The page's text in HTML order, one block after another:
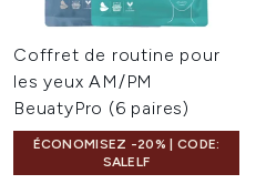
Coffret de routine pour
les yeux AM/PM
BeuatyPro (6 paires)
ÉCONOMISEZ -20% | CODE:
SALELF